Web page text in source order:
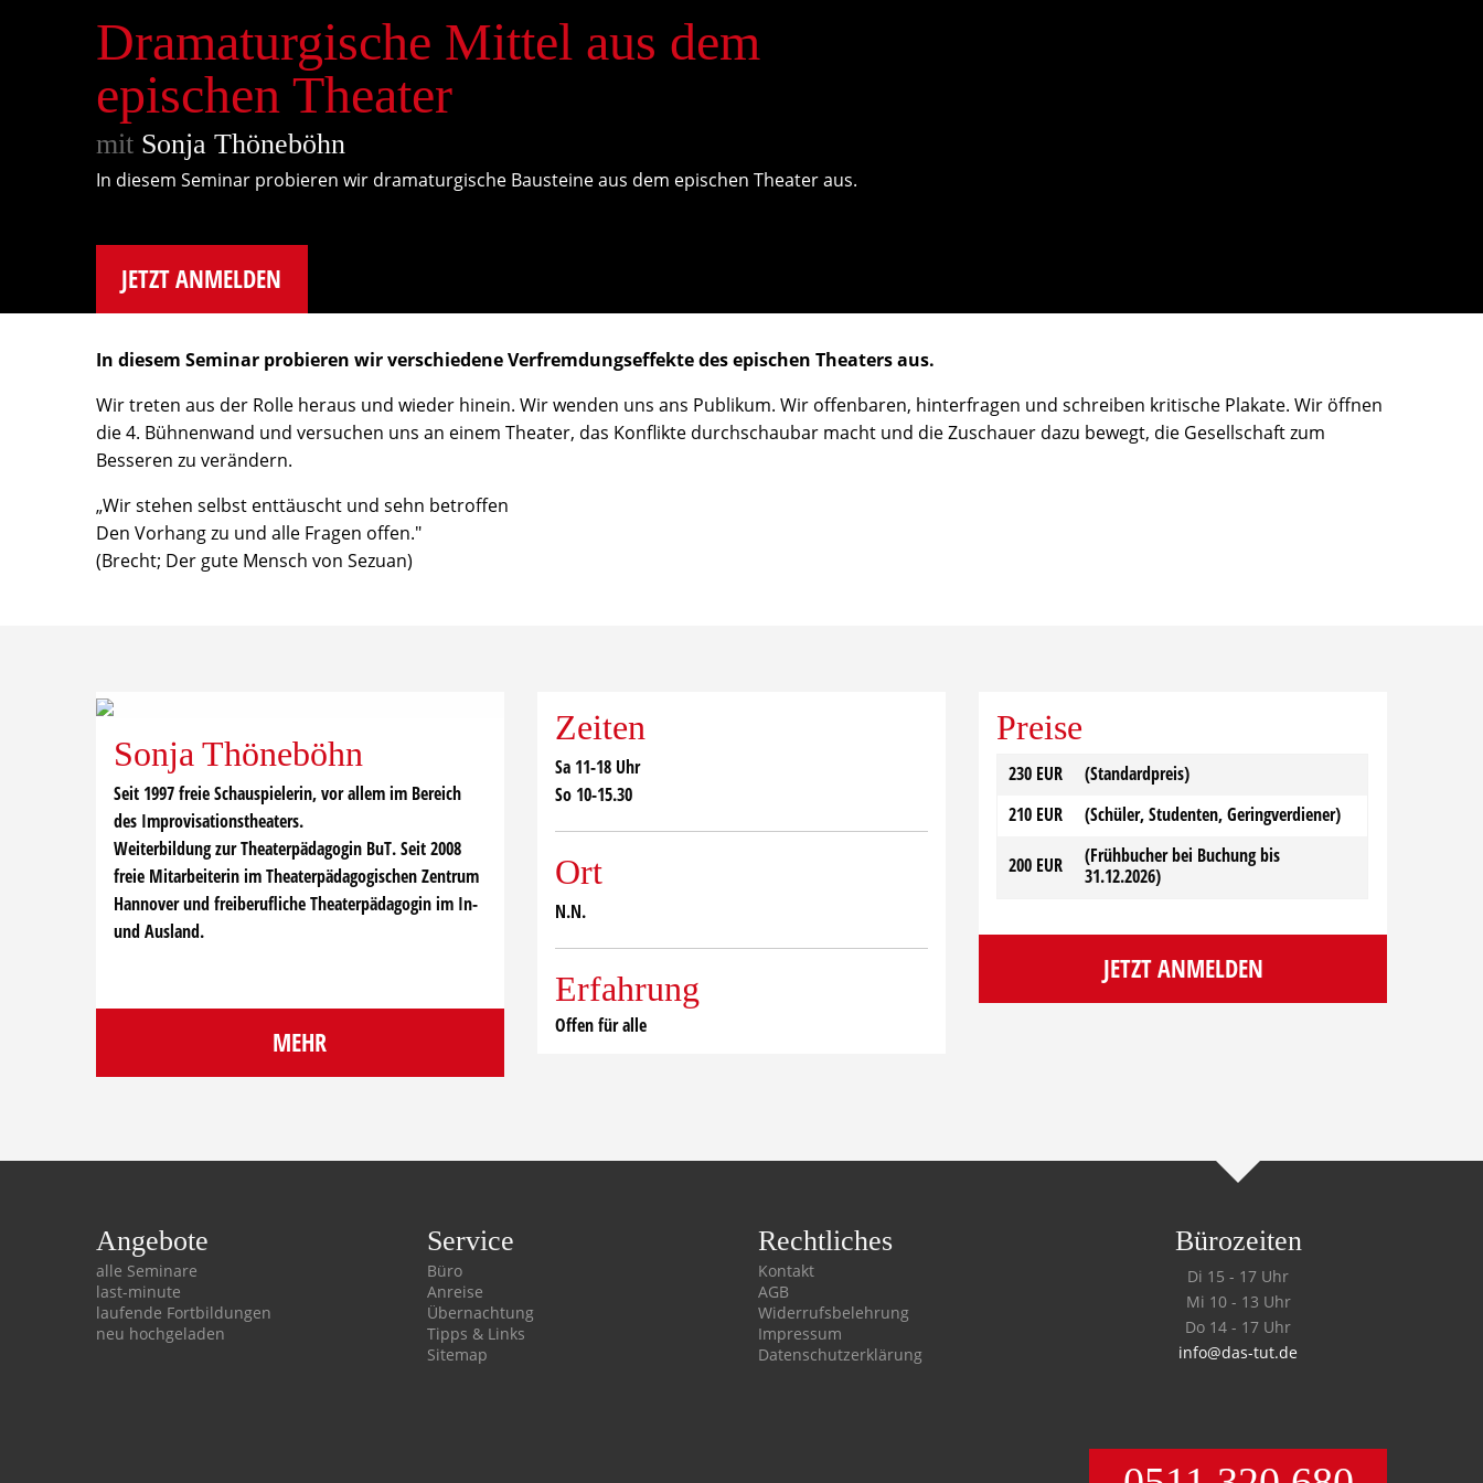
Dramaturgische Mittel aus dem
epischen Theater
mit Sonja Thöneböhn
In diesem Seminar probieren wir dramaturgische Bausteine aus dem epischen Theater aus.
JETZT ANMELDEN
In diesem Seminar probieren wir verschiedene Verfremdungseffekte des epischen Theaters aus.
Wir treten aus der Rolle heraus und wieder hinein. Wir wenden uns ans Publikum. Wir offenbaren, hinterfragen und schreiben kritische Plakate. Wir öffnen
die 4. Bühnenwand und versuchen uns an einem Theater, das Konflikte durchschaubar macht und die Zuschauer dazu bewegt, die Gesellschaft zum
Besseren zu verändern.
„Wir stehen selbst enttäuscht und sehn betroffen
Den Vorhang zu und alle Fragen offen."
(Brecht; Der gute Mensch von Sezuan)
Sonja Thöneböhn
Seit 1997 freie Schauspielerin, vor allem im Bereich
des Improvisationstheaters.
Weiterbildung zur Theaterpädagogin BuT. Seit 2008
freie Mitarbeiterin im Theaterpädagogischen Zentrum
Hannover und freiberufliche Theaterpädagogin im In-
und Ausland.
MEHR
Zeiten
Sa 11-18 Uhr
So 10-15.30
Ort
N.N.
Erfahrung
Offen für alle
Preise
230 EUR
(Standardpreis)
210 EUR
(Schüler, Studenten, Geringverdiener)
200 EUR
(Frühbucher bei Buchung bis
31.12.2026)
JETZT ANMELDEN
Angebote
alle Seminare
last-minute
laufende Fortbildungen
neu hochgeladen
Service
Büro
Anreise
Übernachtung
Tipps & Links
Sitemap
Rechtliches
Kontakt
AGB
Widerrufsbelehrung
Impressum
Datenschutzerklärung
Bürozeiten
Di 15 - 17 Uhr
Mi 10 - 13 Uhr
Do 14 - 17 Uhr
info@das-tut.de